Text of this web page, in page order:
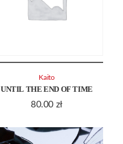
UNTIL THE END OF TIME
80.00 zł
Kaito